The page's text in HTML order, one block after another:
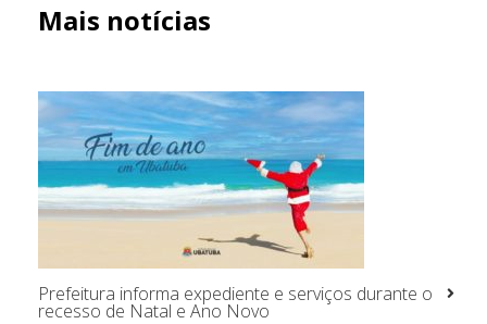
Mais notícias
Prefeitura informa expediente e serviços durante o
recesso de Natal e Ano Novo